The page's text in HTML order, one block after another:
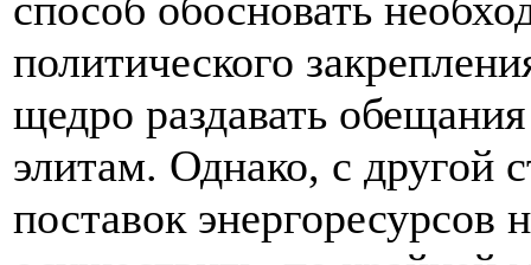
политического
щедро раздавать
элитам. Однако, с другой
поставок